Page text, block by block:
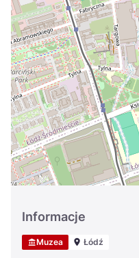
Suomi
Україна
Zamknij
Informacje
Muzea Łódź